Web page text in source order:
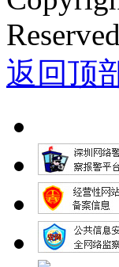
Reserved
返回顶